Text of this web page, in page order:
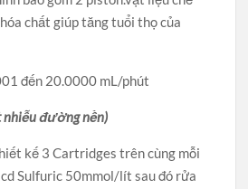
chất giúp tăng tuổi thọ của
đến 20.0000 mL/phút
nhiễu đường nền)
kế 3 Cartridges trên cùng mỗi
Sulfuric 50mmol/lít sau đó rửa